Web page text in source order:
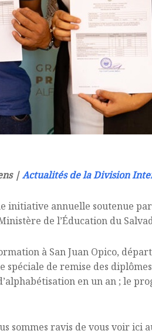
|Actualités de la Division
initiative annuelle soutenue par
de l’Éducation du
à San Juan Opico,
spéciale de remise des
en un an ; le
sommes ravis de vous voir ici